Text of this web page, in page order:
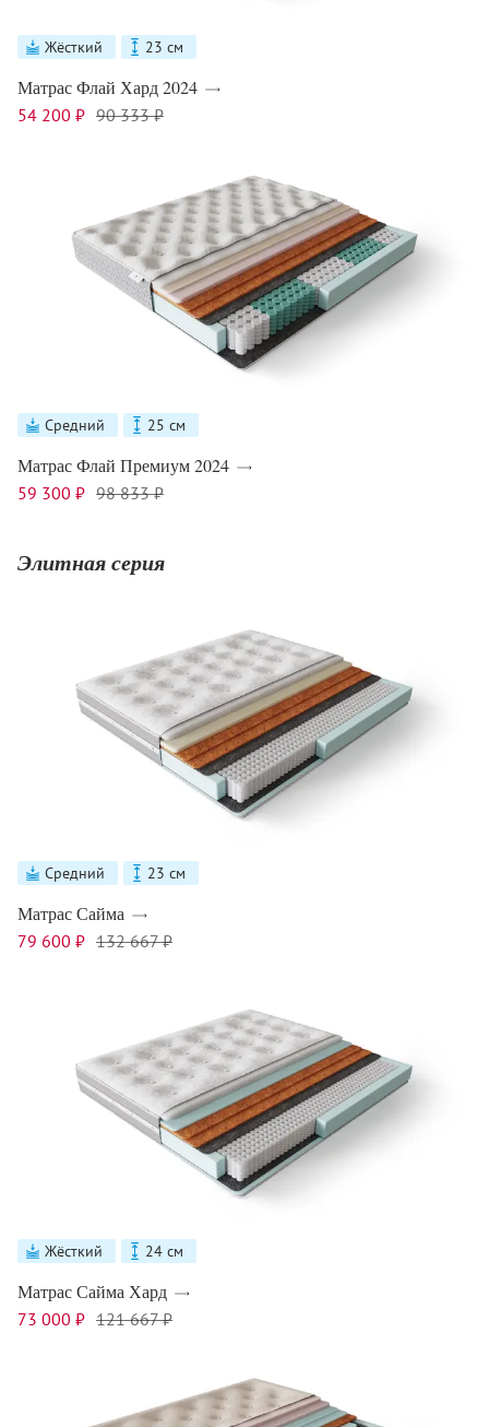
Жёсткий 23 см
Матрас Флай Хард 2024
54 200 ₽ 90 333 ₽
Средний 25 см
Матрас Флай Премиум 2024
59 300 ₽ 98 833 ₽
Элитная серия
Средний 23 см
Матрас Сайма
79 600 ₽ 132 667 ₽
Жёсткий 24 см
Матрас Сайма Хард
73 000 ₽ 121 667 ₽